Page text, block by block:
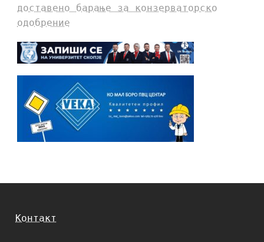
доставено барање за конзерваторско
одобрение
Контакт